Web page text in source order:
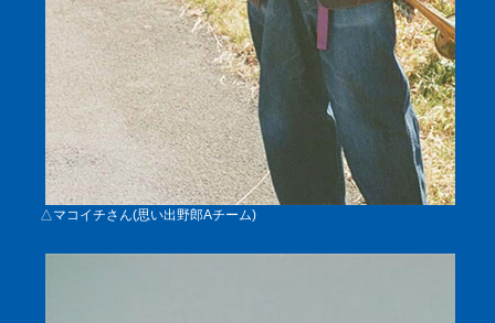
△マコイチさん(思い出野郎Aチーム)